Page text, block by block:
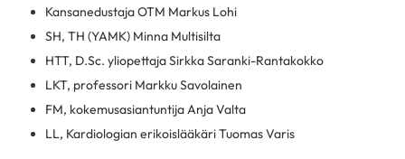
Kansanedustaja OTM Markus Lohi
SH, TH (YAMK) Minna Multisilta
HTT, D.Sc. yliopettaja Sirkka Saranki-Rantakokko
LKT, professori Markku Savolainen
FM, kokemusasiantuntija Anja Valta
LL, Kardiologian erikoislääkäri Tuomas Varis